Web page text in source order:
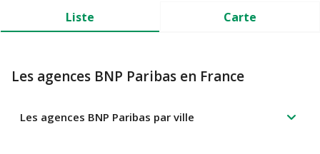
Liste Carte
Les agences BNP Paribas en France
Les agences BNP Paribas par ville